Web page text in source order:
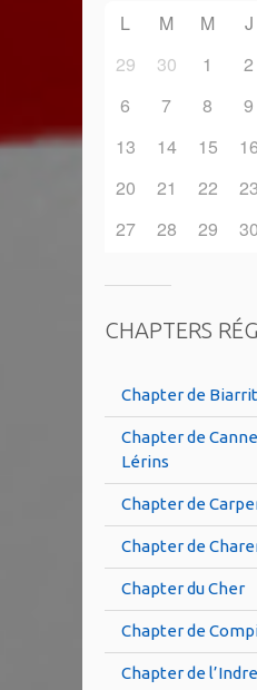
L M M J
29
30 1 2
6
7 8 9
13
14 15 16
20
21 22 23
27
28 29 30
CHAPTERS
Chapter de
Chapter de
Lérins
Chapter de
Chapter de
Chapter du Cher
Chapter de
Chapter de l’Indre